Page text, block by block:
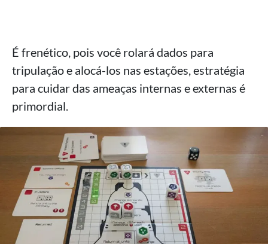
É frenético, pois você rolará dados para
tripulação e alocá-los nas estações, estratégia
para cuidar das ameaças internas e externas é
primordial.